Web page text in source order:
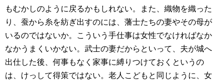
もむかしのように戻るかもしれない。また、織物を織った
り、蚕から糸を紡ぎ出すのには、藩士たちの妻やその母が
いるのではないか。こういう手仕事は女性でなければなか
なかうまくいかない。武士の妻だからといって、夫が城へ
出仕した後、何事もなく家事に縛りつけておくというの
は、けっして得策ではない。老人こどもと同じように、女